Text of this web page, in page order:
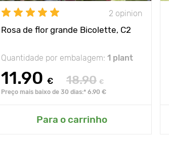
2 opinion
Rosa de flor grande Bicolette, C2
Quantidade por embalagem: 1 plant
11.90 € 18.90 €
Preço mais baixo de 30 dias:* 6.90 €
Para o carrinho